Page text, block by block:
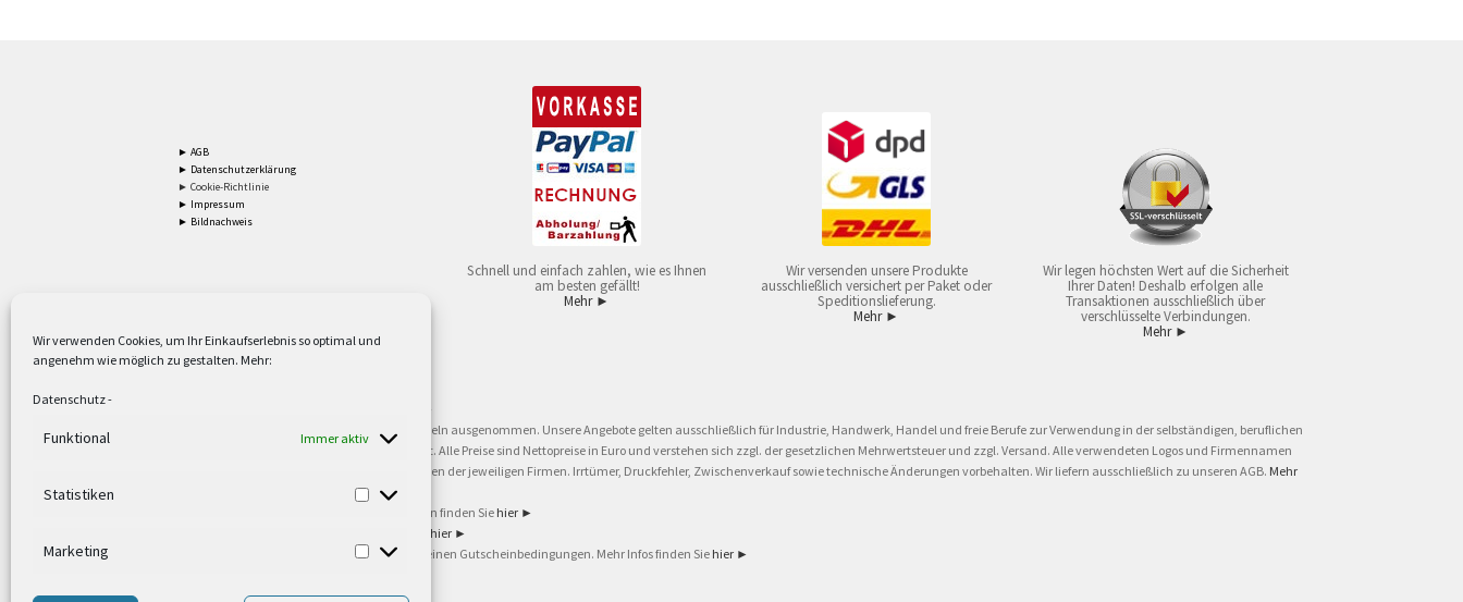
Wir verwenden Cookies, um Ihr Einkaufserlebnis so optimal und
angenehm wie möglich zu gestalten. Mehr:
Datenschutz-
Funktional Immer aktiv
Statistiken
Marketing
► AGB
► Datenschutzerklärung
► Cookie-Richtlinie
► Impressum
► Bildnachweis
Schnell und einfach zahlen, wie es Ihnen
am besten gefällt!
Mehr ►
Wir versenden unsere Produkte
ausschließlich versichert per Paket oder
Speditionslieferung.
Mehr ►
Wir legen höchsten Wert auf die Sicherheit
Ihrer Daten! Deshalb erfolgen alle
Transaktionen ausschließlich über
verschlüsselte Verbindungen.
Mehr ►
Versandkostenfrei ab 59,90 € Nettowarenwert. Inseln ausgenommen. Unsere Angebote gelten ausschließlich für Industrie, Handwerk, Handel und freie Berufe zur Verwendung in der selbständigen, beruflichen
oder gewerblichen Tätigkeit. Kein Verkauf an privat. Alle Preise sind Nettopreise in Euro und verstehen sich zzgl. der gesetzlichen Mehrwertsteuer und zzgl. Versand. Alle verwendeten Logos und Firmennamen
sind Warenzeichen oder eingetragene Warenzeichen der jeweiligen Firmen. Irrtümer, Druckfehler, Zwischenverkauf sowie technische Änderungen vorbehalten. Wir liefern ausschließlich zu unseren AGB. Mehr
Weitere Informationen und Zahlungsbedingungen finden Sie hier ►
hier ►
Ab 79,- Nettowarenwert. Es gelten unsere allgemeinen Gutscheinbedingungen. Mehr Infos finden Sie hier ►
©2002-2021 TEUTO LICHT GmbH